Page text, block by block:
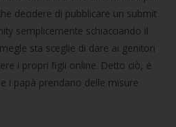
decidere di pubblicare un submit
semplicemente schiacciando il
sta sceglie di dare ai genitori
i propri figli online. Detto ciò, è
i papà prendano delle misure